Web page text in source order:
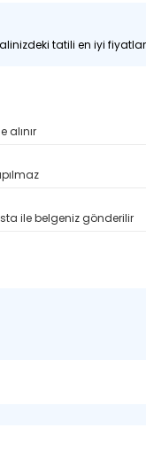
tatili en iyi
alınır
ile belgeniz gönderilir